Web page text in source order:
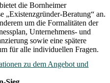
die Bornheimer
„Existenzgründer-Beratung“ an.
um die Formalitäten der
Unternehmens- und
sowie eine spätere
für alle individuellen Fragen.
zu dem Angebot und